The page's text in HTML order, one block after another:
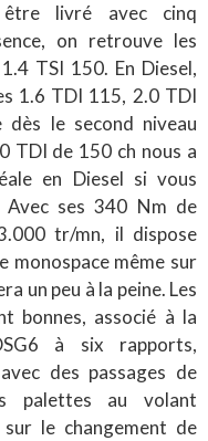
être livré avec cinq
on retrouve les
TSI 150. En Diesel,
1.6 TDI 115, 2.0 TDI
le second niveau
TDI de 150 ch nous a
en Diesel si vous
Avec ses 340 Nm de
tr/mn, il dispose
monospace même sur
un peu à la peine. Les
bonnes, associé à la
à six rapports,
des passages de
palettes au volant
le changement de